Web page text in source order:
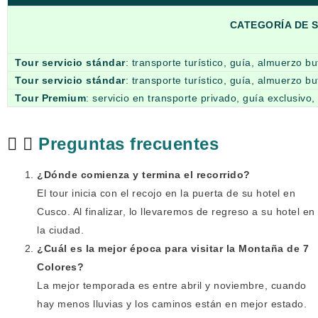
CATEGORÍA DE
Tour servicio stándar: transporte turístico, guía, almuerzo
Tour servicio stándar: transporte turístico, guía, almuerzo
Tour Premium: servicio en transporte privado, guía
Preguntas frecuentes
¿Dónde comienza y termina el recorrido?
El tour inicia con el recojo en la puerta de su hotel en
Cusco. Al finalizar, lo llevaremos de regreso a su hotel en
la ciudad.
¿Cuál es la mejor época para visitar la Montaña de 7
Colores?
La mejor temporada es entre abril y noviembre, cuando
hay menos lluvias y los caminos están en mejor estado.